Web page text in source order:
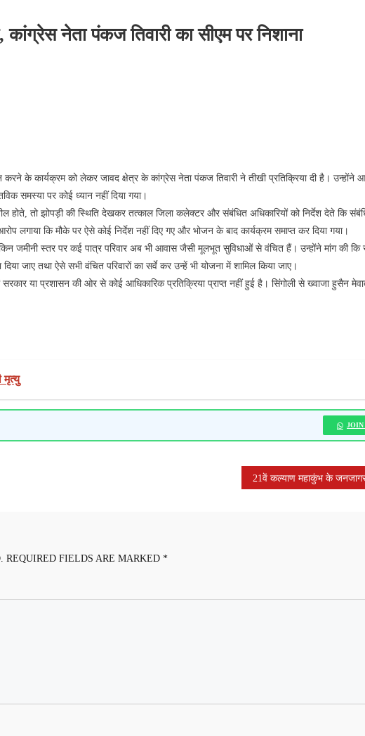
नेता पंकज तिवारी का सीएम पर निशाना
के कार्यक्रम को लेकर जावद क्षेत्र के कांग्रेस नेता पंकज तिवारी ने तीखी प्रतिक्रिया दी है। उन्होंने
समस्या पर कोई ध्यान नहीं दिया गया।
होते, तो झोपड़ी की स्थिति देखकर तत्काल जिला कलेक्टर और संबंधित अधिकारियों को निर्देश देते कि
लगाया कि मौके पर ऐसे कोई निर्देश नहीं दिए गए और भोजन के बाद कार्यक्रम समाप्त कर दिया गया।
जमीनी स्तर पर कई पात्र परिवार अब भी आवास जैसी मूलभूत सुविधाओं से वंचित हैं। उन्होंने मांग की कि
जाए तथा ऐसे सभी वंचित परिवारों का सर्वे कर उन्हें भी योजना में शामिल किया जाए।
या प्रशासन की ओर से कोई आधिकारिक प्रतिक्रिया प्राप्त नहीं हुई है। सिंगोली से ख्वाजा हुसैन
मृत्यु
JOIN
REQUIRED FIELDS ARE MARKED *